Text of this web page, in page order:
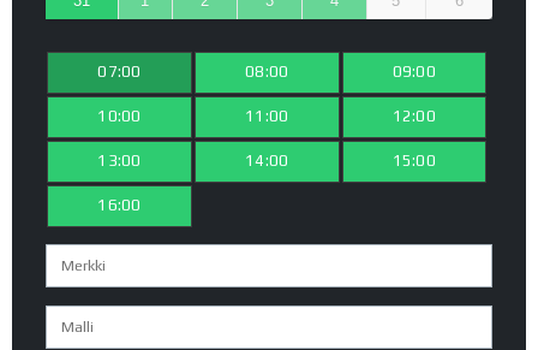
07:00 08:00 09:00
10:00 11:00 12:00
13:00 14:00 15:00
16:00